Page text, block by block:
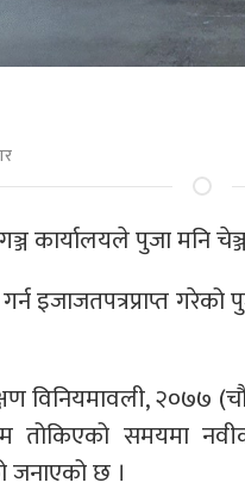
कार्यालयले पुजा मनि
इजाजतपत्रप्राप्त
विनियमावली, २०७७
तोकिएको समयमा
जनाएको छ ।